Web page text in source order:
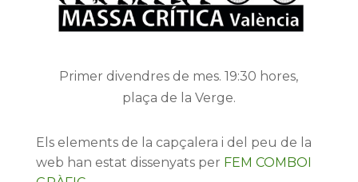
Primer divendres de mes. 19:30 hores,
plaça de la Verge.
Els elements de la capçalera i del peu de la
web han estat dissenyats per FEM COMBOI